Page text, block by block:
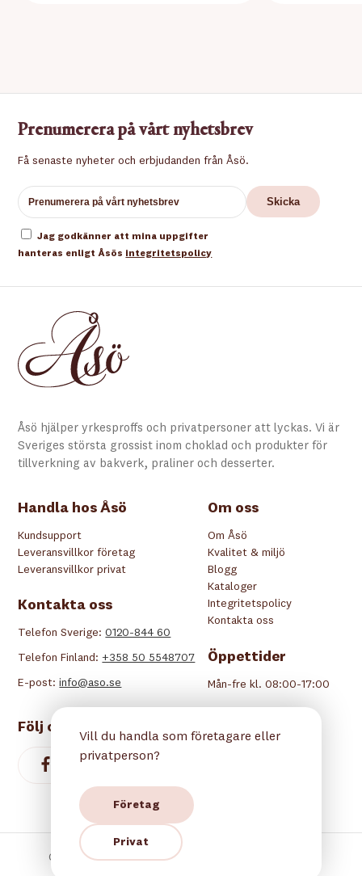
Prenumerera på vårt nyhetsbrev
Få senaste nyheter och erbjudanden från Åsö.
Jag godkänner att mina uppgifter
hanteras enligt Åsös integritetspolicy
Åsö hjälper yrkesproffs och privatpersoner att lyckas. Vi är
Sveriges största grossist inom choklad och produkter för
tillverkning av bakverk, praliner och desserter.
Om oss
Om Åsö
Kvalitet & miljö
Blogg
Kataloger
Integritetspolicy
Kontakta oss
Öppettider
Mån-fre kl. 08:00-17:00
Handla hos Åsö
Kundsupport
Leveransvillkor företag
Leveransvillkor privat
Kontakta oss
Telefon Sverige:0120-844 60
Telefon Finland: +358 50 5548707
E-post:info@aso.se
Följ oss
Copyright © 2026 Åsö. Alla rättigheter reserverade.
Vill du handla som företagare eller
privatperson?
Företag
Privat